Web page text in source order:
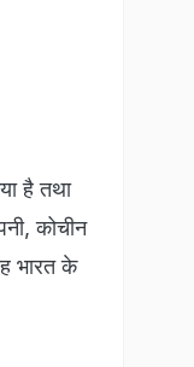
है तथा
कोचीन
भारत के